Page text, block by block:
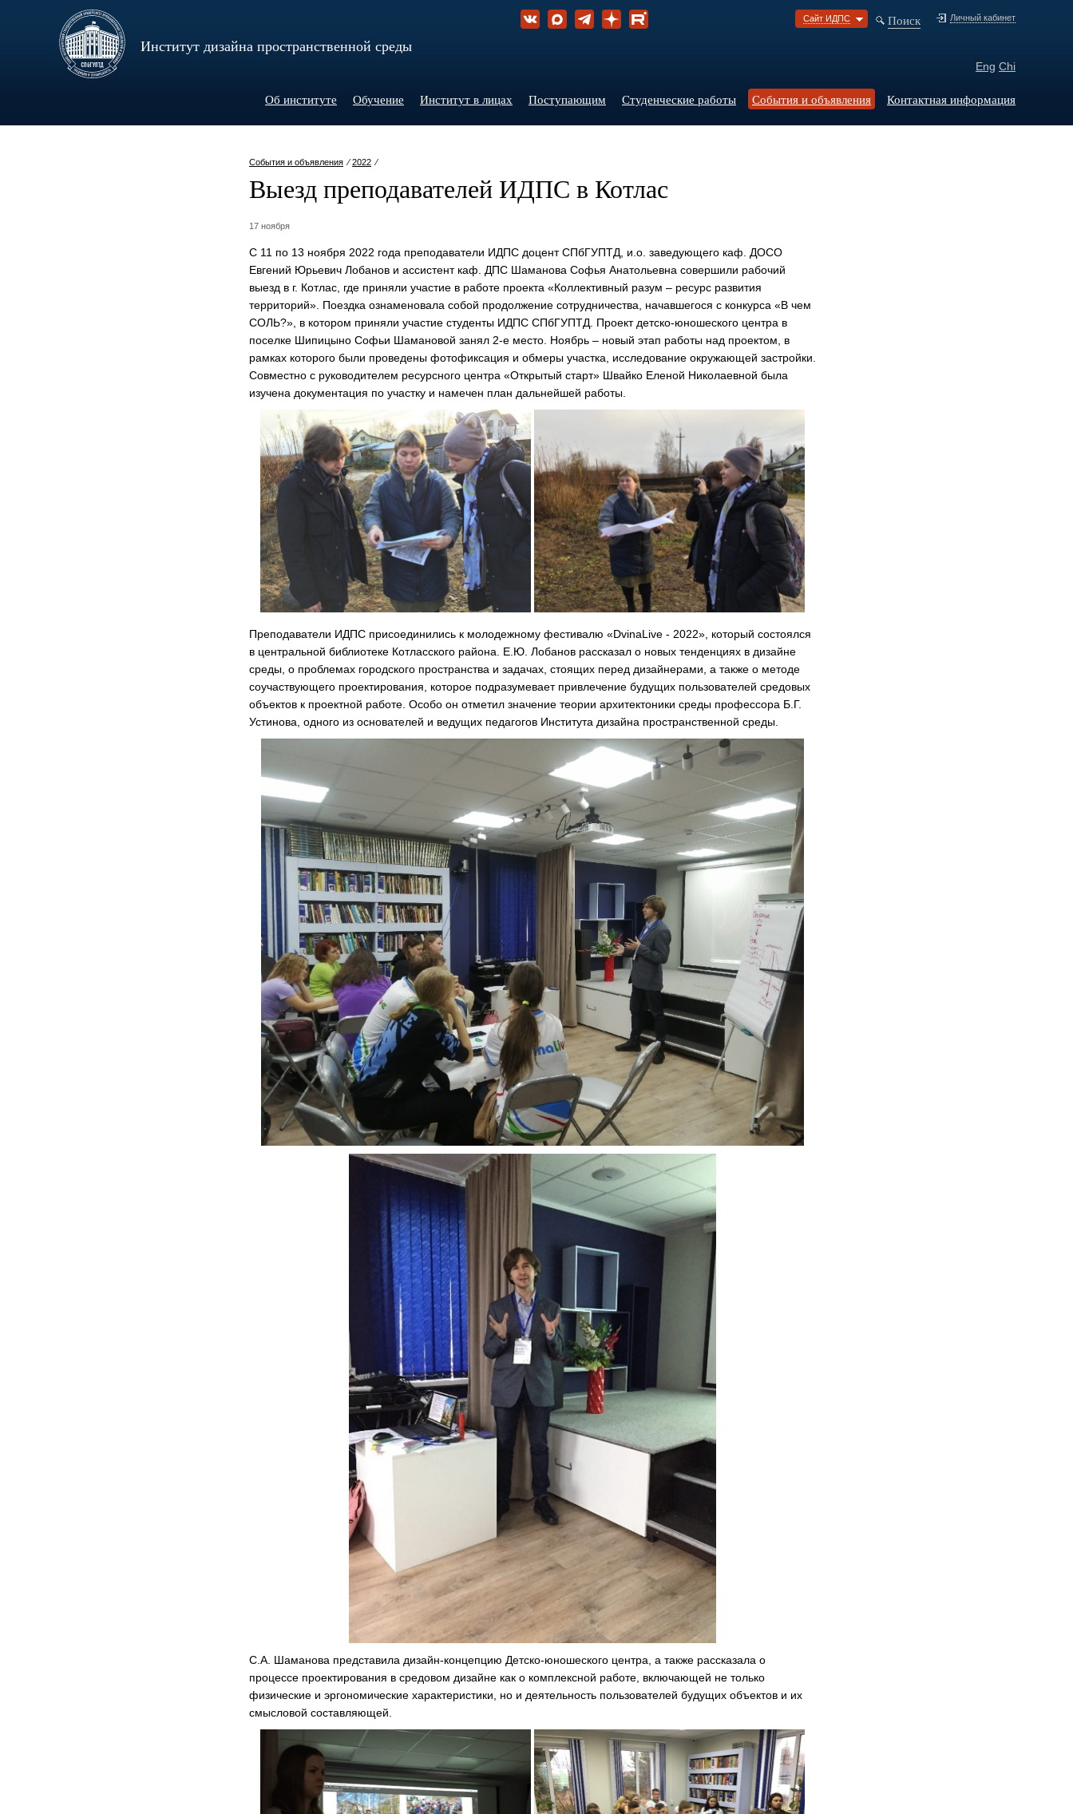
Институт дизайна пространственной среды
Личный кабинет
Поиск
Сайт ИДПС
Eng Chi
Об институте Обучение Институт в лицах Поступающим Студенческие работы События и объявления Контактная информация
События и объявления ⁄2022 ⁄
Выезд преподавателей ИДПС в Котлас
17 ноября
С 11 по 13 ноября 2022 года преподаватели ИДПС доцент СПбГУПТД, и.о. заведующего каф. ДОСО
Евгений Юрьевич Лобанов и ассистент каф. ДПС Шаманова Софья Анатольевна совершили рабочий
выезд в г. Котлас, где приняли участие в работе проекта «Коллективный разум – ресурс развития
территорий». Поездка ознаменовала собой продолжение сотрудничества, начавшегося с конкурса «В чем
СОЛЬ?», в котором приняли участие студенты ИДПС СПбГУПТД. Проект детско-юношеского центра в
поселке Шипицыно Софьи Шамановой занял 2-е место. Ноябрь – новый этап работы над проектом, в
рамках которого были проведены фотофиксация и обмеры участка, исследование окружающей застройки.
Совместно с руководителем ресурсного центра «Открытый старт» Швайко Еленой Николаевной была
изучена документация по участку и намечен план дальнейшей работы.
Преподаватели ИДПС присоединились к молодежному фестивалю «DvinaLive - 2022», который состоялся
в центральной библиотеке Котласского района. Е.Ю. Лобанов рассказал о новых тенденциях в дизайне
среды, о проблемах городского пространства и задачах, стоящих перед дизайнерами, а также о методе
соучаствующего проектирования, которое подразумевает привлечение будущих пользователей средовых
объектов к проектной работе. Особо он отметил значение теории архитектоники среды профессора Б.Г.
Устинова, одного из основателей и ведущих педагогов Института дизайна пространственной среды.
С.А. Шаманова представила дизайн-концепцию Детско-юношеского центра, а также рассказала о
процессе проектирования в средовом дизайне как о комплексной работе, включающей не только
физические и эргономические характеристики, но и деятельность пользователей будущих объектов и их
смысловой составляющей.